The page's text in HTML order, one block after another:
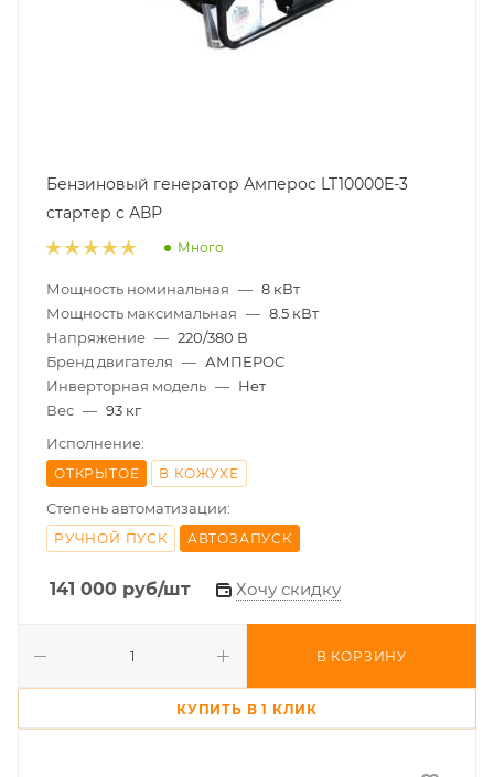
Бензиновый генератор Амперос LT10000E-3
стартер с АВР
Много
Мощность номинальная — 8 кВт
Мощность максимальная — 8.5 кВт
Напряжение — 220/380 В
Бренд двигателя — АМПЕРОС
Инверторная модель — Нет
Вес — 93 кг
Исполнение:
ОТКРЫТОЕ В КОЖУХЕ
Степень автоматизации:
РУЧНОЙ ПУСК АВТОЗАПУСК
141 000 руб/шт Хочу скидку
В КОРЗИНУ
КУПИТЬ В 1 КЛИК